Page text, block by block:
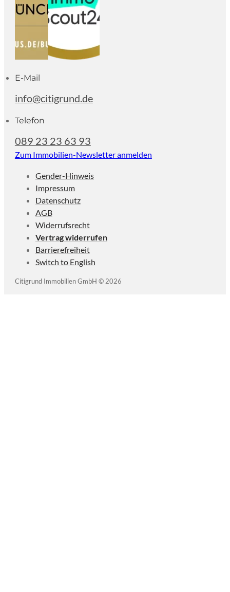
E-Mail
info@citigrund.de
Telefon
089 23 23 63 93
Zum Immobilien-Newsletter anmelden
Citigrund Immobilien GmbH © 2026
Gender-Hinweis
Impressum
Datenschutz
AGB
Widerrufsrecht
Vertrag widerrufen
Barrierefreiheit
Switch to English